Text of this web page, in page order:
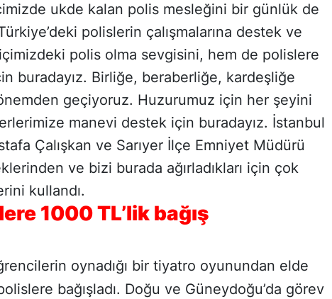
ukde kalan polis mesleğini bir günlük de
polislerin çalışmalarına destek ve
polis olma sevgisini, hem de polislere
buradayız. Birliğe, beraberliğe, kardeşliğe
geçiyoruz. Huzurumuz için her şeyini
manevi destek için buradayız. İstanbul
Çalışkan ve Sarıyer İlçe Emniyet Müdürü
ve bizi burada ağırladıkları için çok
kullandı.
1000 TL’lik bağış
oynadığı bir tiyatro oyunundan elde
bağışladı. Doğu ve Güneydoğu’da görev